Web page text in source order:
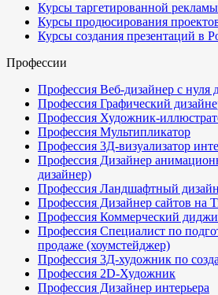
Курсы таргетированной рекламы
Курсы продюсирования
Курсы создания презентаций в
Профессии
Профессия Веб-дизайнер с нуля
Профессия Графический
Профессия Художник-
Профессия Мультипликатор
Профессия 3Д-визуализатор
Профессия Дизайнер
дизайнер)
Профессия Ландшафтный
Профессия Дизайнер сайтов на
Профессия Коммерческий
Профессия Специалист по
продаже (хоумстейджер)
Профессия 3Д-художник по
Профессия 2D-Художник
Профессия Дизайнер интерьера